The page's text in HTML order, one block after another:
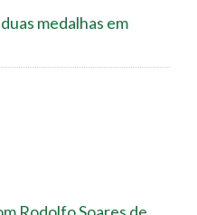
medalhas em
Rodolfo Soares de